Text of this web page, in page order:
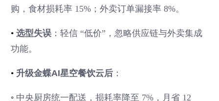
购，食材损耗率 15%；外卖订单漏接率 8%。
•选型失误 ：轻信 “低价”，忽略供应链与外卖集成
功能。
• 升级金蝶AI星空餐饮云后 ：
◦ 中央厨房统一配送，损耗率降至 7%，月省 12